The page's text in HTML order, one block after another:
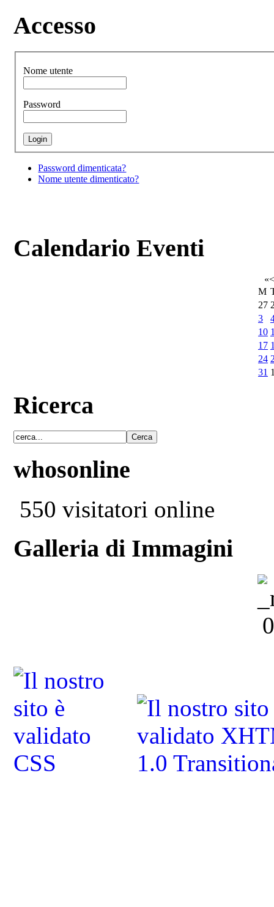
Accesso
Nome utente
Password
Password dimenticata?
Nome utente dimenticato?
Calendario Eventi
«<
M
27
3
10
17
24
31
Ricerca
whosonline
550 visitatori online
Galleria di Immagini